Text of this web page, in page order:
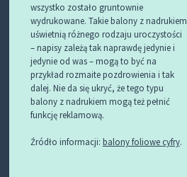
wszystko zostało gruntownie
wydrukowane. Takie balony z nadrukiem
uświetnią różnego rodzaju uroczystości
– napisy zależą tak naprawdę jedynie i
jedynie od was – mogą to być na
przykład rozmaite pozdrowienia i tak
dalej. Nie da się ukryć, że tego typu
balony z nadrukiem mogą też pełnić
funkcję reklamową.
Źródło informacji: balony foliowe cyfry.